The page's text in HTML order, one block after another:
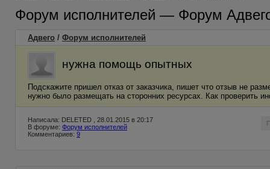
Форум исполнителей — Форум
Адвего / Форум исполнителей
нужна помощь опытных
Подскажите пришел отказ от заказчика, пишет что отзыв не
нужно было размещать на сторонних ресурсах. Как проверить
Написала: DELETED , 28.01.2015 в 20:17
В форуме: Форум исполнителей
Комментариев: 9